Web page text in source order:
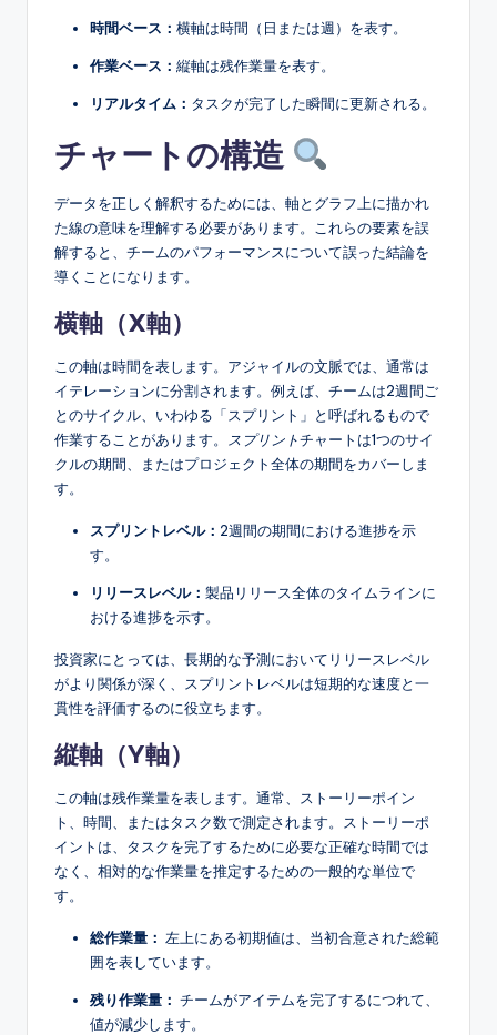
時間ベース： 横軸は時間（日または週）を表す。
作業ベース： 縦軸は残作業量を表す。
リアルタイム： タスクが完了した瞬間に更新される。
チャートの構造
データを正しく解釈するためには、軸とグラフ上に描かれ
た線の意味を理解する必要があります。これらの要素を誤
解すると、チームのパフォーマンスについて誤った結論を
導くことになります。
横軸（X軸）
この軸は時間を表します。アジャイルの文脈では、通常は
イテレーションに分割されます。例えば、チームは2週間ご
とのサイクル、いわゆる「スプリント」と呼ばれるもので
作業することがあります。
スプリントチャートは1つのサイ
クルの期間、またはプロジェクト全体の期間をカバーしま
す。
スプリントレベル： 2週間の期間における進捗を示
す。
リリースレベル： 製品リリース全体のタイムラインに
おける進捗を示す。
投資家にとっては、長期的な予測においてリリースレベル
がより関係が深く、スプリントレベルは短期的な速度と一
貫性を評価するのに役立ちます。
縦軸（Y軸）
この軸は残作業量を表します。通常、ストーリーポイン
ト、時間、またはタスク数で測定されます。ストーリーポ
イントは、タスクを完了するために必要な正確な時間では
なく、相対的な作業量を推定するための一般的な単位で
す。
総作業量： 左上にある初期値は、当初合意された総範
囲を表しています。
残り作業量： チームがアイテムを完了するにつれて、
値が減少します。